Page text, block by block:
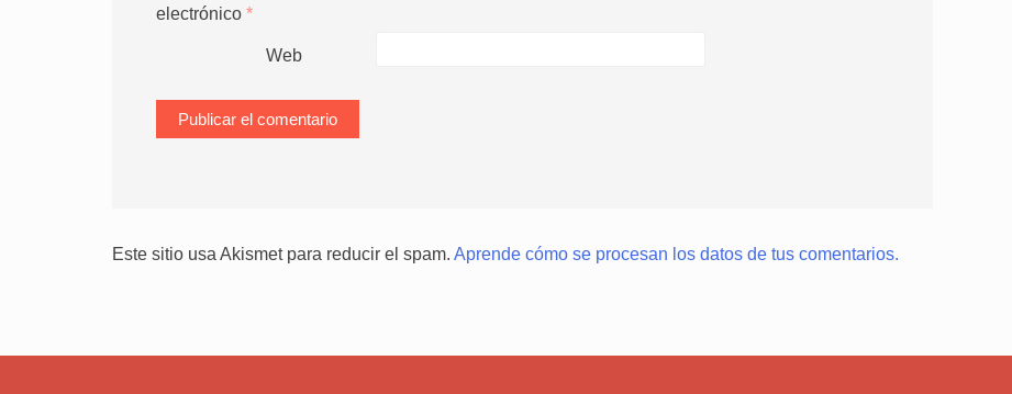
electrónico *
Web
Este sitio usa Akismet para reducir el spam. Aprende cómo se procesan los datos de tus comentarios.